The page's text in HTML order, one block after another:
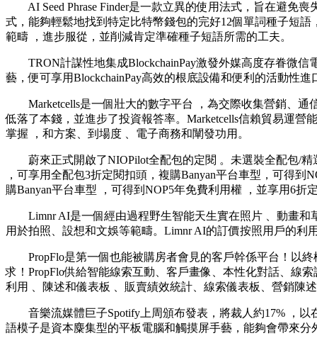
AI Seed Phrase Finder是一款立異的使用法式 ，旨在避免喪失
式，能夠輕鬆地找到特定比特幣錢包的完好12個單詞種子短語
範疇 ，進步服從，並削減肯定準確種子短語所需的工夫。
TRON計謀性地集成BlockchainPay激發外媒高度存眷微信電腦
藝，便可享用BlockchainPay高效的根底設備和便利的活動性進口
Marketcells是一個壯大的數字平台 ，為交際收集營銷、通
低落了本錢，並進步了投資報答率。Marketcells信賴貿易運
掌握 ，和方案、到場度 、電子商務和闡發功用。
蔚來正式開啟了NIOPilot全配包的定閱 。未選裝全配包/精選
，可享用全配包3折定閱扣頭，複購Banyan平台車型，可
購Banyan平台車型 ，可得到NOP5年免費利用權 ，並享用6折定
Limnr AI是一個經由過程野生智能天生實在照片 、動畫和草圖
用於拍照、設想和文娛等範疇。Limnr AI的訂價按照用戶的利用
PropFlo是第一個也能被購房者會見的客戶幹係平台！以
求 ！PropFlo供給智能線索互動、客戶畫像 、本性化對話、線索
利用 、陳述和儀表板 、販賣績效統計 、線索儀表板、營銷陳述
音樂流媒體巨子Spotify上周頒布發表，將裁人約17% ，以在
語模子是資本麋集型的平板電腦和觸摸屏手藝，能夠會帶來分外